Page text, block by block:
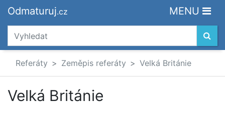
Odmaturuj.cz MENU
Referáty Zeměpis referáty Velká Británie
Velká Británie